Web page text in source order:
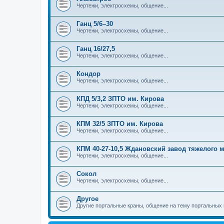
Чертежи, электросхемы, общение...
Ганц 5/6–30
Чертежи, электросхемы, общение...
Ганц 16/27,5
Чертежи, электросхемы, общение...
Кондор
Чертежи, электросхемы, общение...
КПД 5/3,2 ЗПТО им. Кирова
Чертежи, электросхемы, общение...
КПМ 32/5 ЗПТО им. Кирова
Чертежи, электросхемы, общение...
КПМ 40-27-10,5 Ждановский завод тяжелого
Чертежи, электросхемы, общение...
Сокол
Чертежи, электросхемы, общение...
Другое
Другие портальные краны, общение на тему портальных